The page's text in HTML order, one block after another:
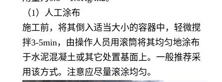
（1）人工涂布
施工前，将其倒入适当大小的容器中，轻微搅
拌3-5min，由操作人员用滚筒将其均匀地涂布
于水泥混凝土或其它处置基面上。一般推荐采
用该方式。注意应尽量滚涂均匀。